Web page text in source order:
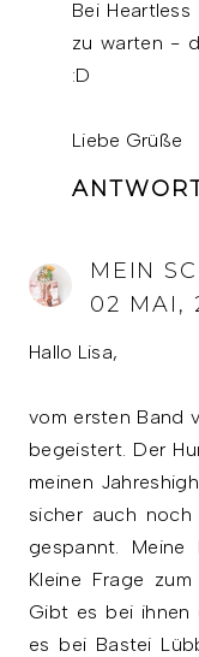
Bei
zu warten -
:D
Liebe Grüße
MEIN
02 MAI,
Hallo Lisa,
vom ersten Band
begeistert. Der
meinen
sicher auch
gespannt. Meine
Kleine Frage
Gibt es bei ihnen
es bei Bastei